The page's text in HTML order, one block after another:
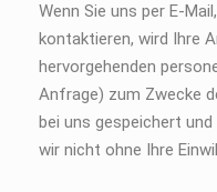
Wenn Sie uns per E-
kontaktieren, wird Ihre
hervorgehenden
Anfrage) zum Zwecke
bei uns gespeichert
wir nicht ohne Ihre